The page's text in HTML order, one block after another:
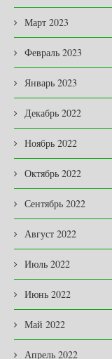
Март 2023
Февраль 2023
Январь 2023
Декабрь 2022
Ноябрь 2022
Октябрь 2022
Сентябрь 2022
Август 2022
Июль 2022
Июнь 2022
Май 2022
Апрель 2022